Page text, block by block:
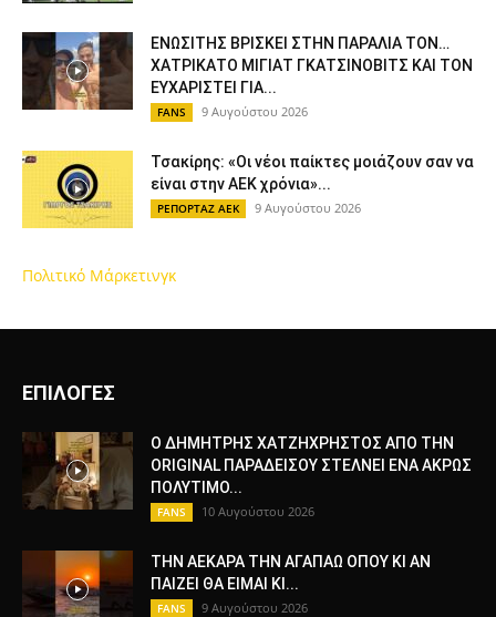
ΕΝΩΣΙΤΗΣ ΒΡΙΣΚΕΙ ΣΤΗΝ ΠΑΡΑΛΙΑ ΤΟΝ…
ΧΑΤΡΙΚΑΤΟ ΜΙΓΙΑΤ ΓΚΑΤΣΙΝΟΒΙΤΣ ΚΑΙ ΤΟΝ
ΕΥΧΑΡΙΣΤΕΙ ΓΙΑ...
FANS 9 Αυγούστου 2026
Τσακίρης: «Οι νέοι παίκτες μοιάζουν σαν να
είναι στην ΑΕΚ χρόνια»...
ΡΕΠΟΡΤΑΖ ΑΕΚ 9 Αυγούστου 2026
Πολιτικό Μάρκετινγκ
ΕΠΙΛΟΓΕΣ
Ο ΔΗΜΗΤΡΗΣ ΧΑΤΖΗΧΡΗΣΤΟΣ ΑΠΟ ΤΗΝ
ORIGINAL ΠΑΡΑΔΕΙΣΟΥ ΣΤΕΛΝΕΙ ΕΝΑ ΑΚΡΩΣ
ΠΟΛΥΤΙΜΟ...
FANS 10 Αυγούστου 2026
ΤΗΝ ΑΕΚΑΡΑ ΤΗΝ ΑΓΑΠΑΩ ΟΠΟΥ ΚΙ ΑΝ
ΠΑΙΖΕΙ ΘΑ ΕΙΜΑΙ ΚΙ...
FANS 9 Αυγούστου 2026